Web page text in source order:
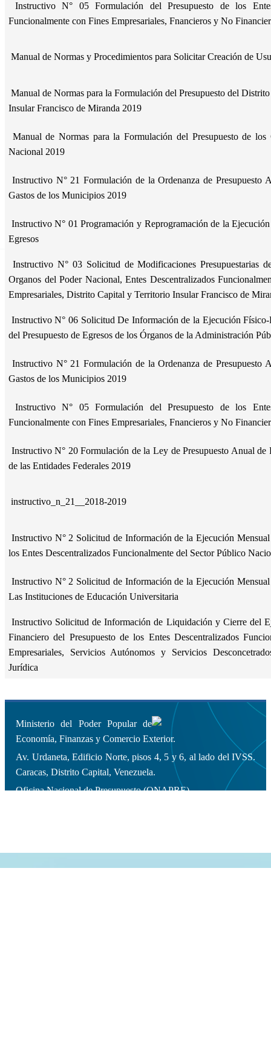
Instructivo N° 05 Formulación del Presupuesto de los
Funcionalmente con Fines Empresariales, Fnancieros y No
Manual de Normas y Procedimientos para Solicitar Creación de
Manual de Normas para la Formulación del Presupuesto del
Insular Francisco de Miranda 2019
Manual de Normas para la Formulación del Presupuesto de los
Nacional 2019
Instructivo N° 21 Formulación de la Ordenanza de Presupuesto
Gastos de los Municipios 2019
Instructivo N° 01 Programación y Reprogramación de la Ejecución
Egresos
Instructivo N° 03 Solicitud de Modificaciones Presupuestarias
Organos del Poder Nacional, Entes Descentralizados
Empresariales, Distrito Capital y Territorio Insular Francisco de
Instructivo N° 06 Solicitud De Información de la Ejecución Físico-
del Presupuesto de Egresos de los Órganos de la Administración
Instructivo N° 21 Formulación de la Ordenanza de Presupuesto
Gastos de los Municipios 2019
Instructivo N° 05 Formulación del Presupuesto de los
Funcionalmente con Fines Empresariales, Fnancieros y No
Instructivo N° 20 Formulación de la Ley de Presupuesto Anual de
de las Entidades Federales 2019
instructivo_n_21__2018-2019
Instructivo N° 2 Solicitud de Información de la Ejecución Mensual
los Entes Descentralizados Funcionalmente del Sector Público
Instructivo N° 2 Solicitud de Información de la Ejecución Mensual
Las Instituciones de Educación Universitaria
Instructivo Solicitud de Información de Liquidación y Cierre del
Financiero del Presupuesto de los Entes Descentralizados
Empresariales, Servicios Autónomos y Servicios
Jurídica
Ministerio del Poder Popular de
Economía, Finanzas y Comercio Exterior.
Av. Urdaneta, Edificio Norte, pisos 4, 5 y 6, al lado del IVSS.
Caracas, Distrito Capital, Venezuela.
Oficina Nacional de Presupuesto (ONAPRE).